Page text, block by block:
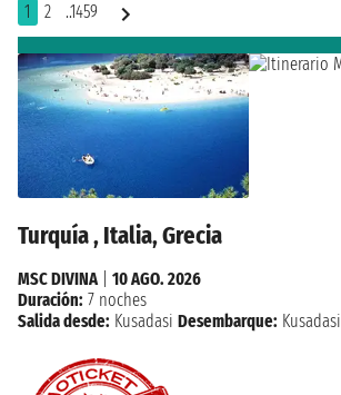
1 2 ..1459
Turquía , Italia, Grecia
MSC DIVINA
10 AGO. 2026
Duración: 7 noches
Salida desde: Kusadasi Desembarque: Kusadasi